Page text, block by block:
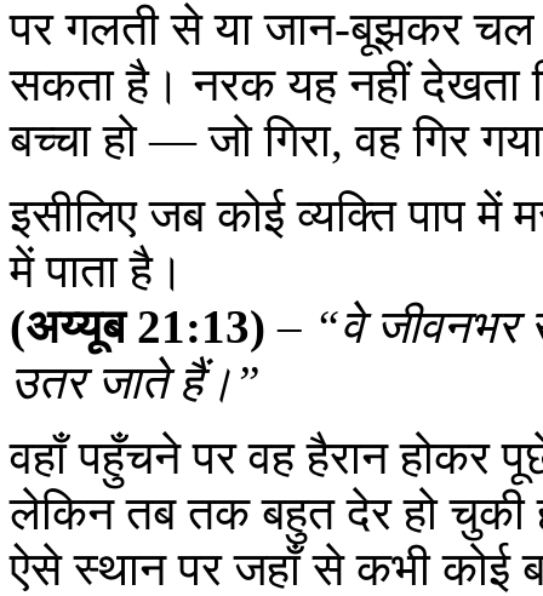
पर गलती से या जान-बूझकर
सकता है। नरक यह नहीं देखता
बच्चा हो — जो गिरा, वह गिर
इसीलिए जब कोई व्यक्ति पाप
में पाता है।
(अय्यूब 21:13) – “वे जीवनभर
उतर जाते हैं।”
वहाँ पहुँचने पर वह हैरान होकर
लेकिन तब तक बहुत देर हो चुकी
ऐसे स्थान पर जहाँ से कभी कोई